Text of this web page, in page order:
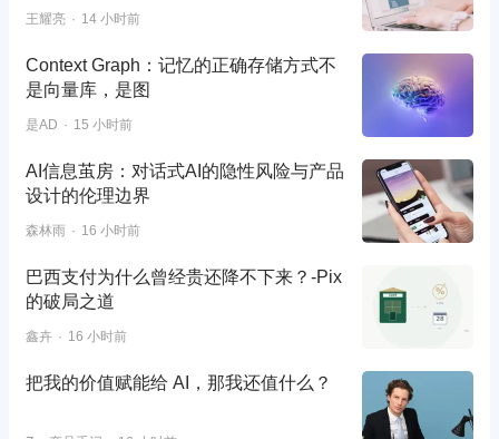
王耀亮 14 小时前
Context Graph：记忆的正确存储方式不
是向量库，是图
是AD 15 小时前
AI信息茧房：对话式AI的隐性风险与产品
设计的伦理边界
森林雨 16 小时前
巴西支付为什么曾经贵还降不下来？-Pix
的破局之道
鑫卉 16 小时前
把我的价值赋能给 AI，那我还值什么？